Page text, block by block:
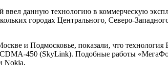
ввел данную технологию в коммерческую
городах Центрального, Северо-
и Подмосковье, показали, что технология
CDMA-450 (SkyLink). Подобные работы
Nokia.